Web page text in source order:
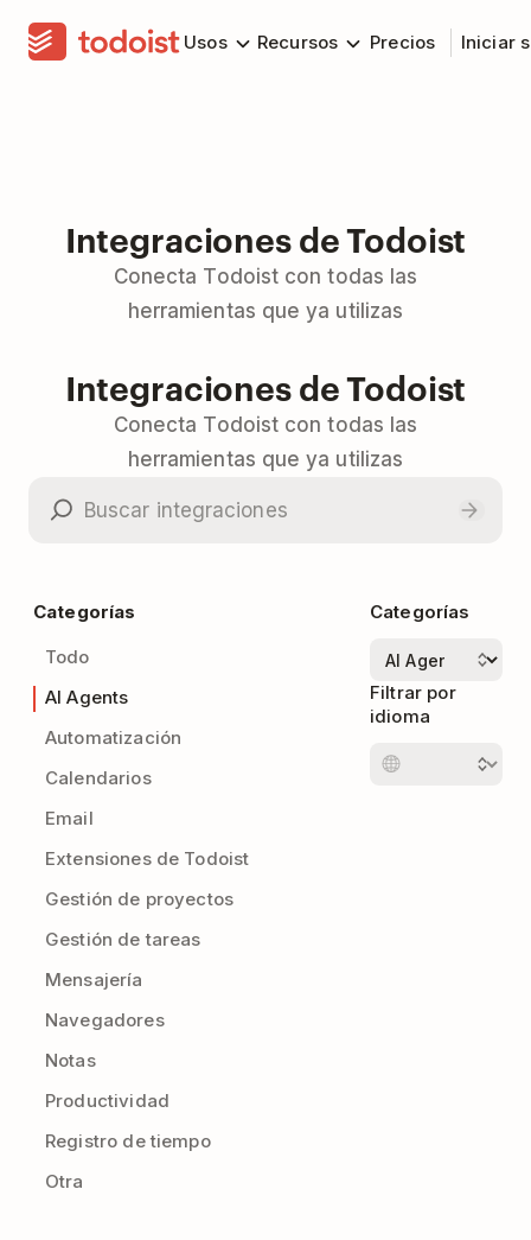
Usos Recursos Precios Iniciar
Integraciones de Todoist
Conecta Todoist con todas las
herramientas que ya utilizas
Integraciones de Todoist
Conecta Todoist con todas las
herramientas que ya utilizas
Categorías
Todo
AI Agents
Automatización
Calendarios
Email
Extensiones de Todoist
Gestión de proyectos
Gestión de tareas
Mensajería
Navegadores
Notas
Productividad
Registro de tiempo
Otra
Categorías
Filtrar por
idioma